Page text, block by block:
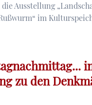
Ausstellung
im
zu den